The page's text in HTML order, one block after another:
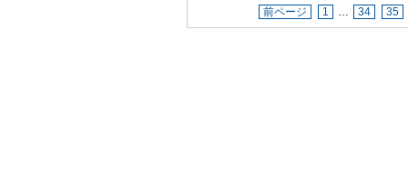
前ページ 1 … 34 35